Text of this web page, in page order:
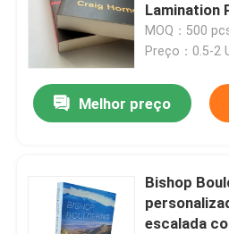
Lamination
MOQ：500
Preço：0.5-2
Melhor preço
Bishop
escalada